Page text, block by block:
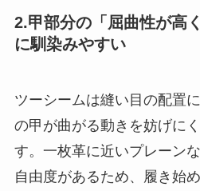
2.甲部分の「屈曲性が高
に馴染みやすい
ツーシームは縫い目の配置
の甲が曲がる動きを妨げに
す。一枚革に近いプレーン
自由度があるため、履き始